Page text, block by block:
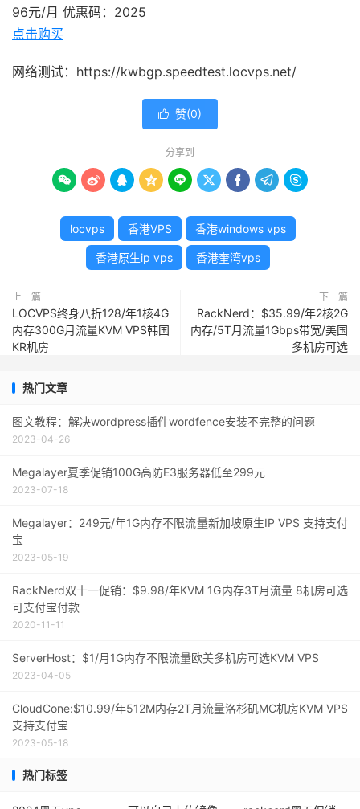
96元/月 优惠码：2025
点击购买
网络测试：https://kwbgp.speedtest.locvps.net/
 赞(0)
分享到
        
locvps 香港VPS 香港windows vps
香港原生ip vps 香港奎湾vps
上一篇
LOCVPS终身八折128/年1核4G
内存300G月流量KVM VPS韩国
KR机房
下一篇
RackNerd：$35.99/年2核2G
内存/5T月流量1Gbps带宽/美国
多机房可选
热门文章
图文教程：解决wordpress插件wordfence安装不完整的问题
2023-04-26
Megalayer夏季促销100G高防E3服务器低至299元
2023-07-18
Megalayer：249元/年1G内存不限流量新加坡原生IP VPS 支持支付
宝
2023-05-19
RackNerd双十一促销：$9.98/年KVM 1G内存3T月流量 8机房可选
可支付宝付款
2020-11-11
ServerHost：$1/月1G内存不限流量欧美多机房可选KVM VPS
2023-04-05
CloudCone:$10.99/年512M内存2T月流量洛杉矶MC机房KVM VPS
支持支付宝
2023-05-18
热门标签